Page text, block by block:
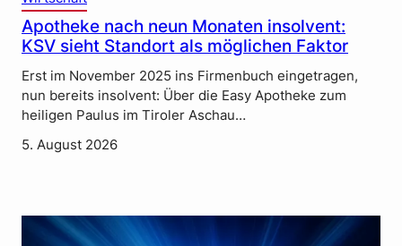
Apotheke nach neun Monaten insolvent:
KSV sieht Standort als möglichen Faktor
Erst im November 2025 ins Firmenbuch eingetragen,
nun bereits insolvent: Über die Easy Apotheke zum
heiligen Paulus im Tiroler Aschau…
5. August 2026